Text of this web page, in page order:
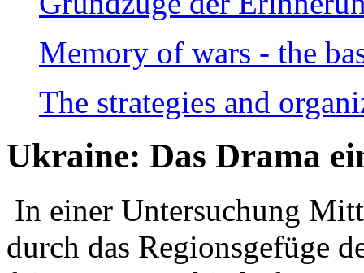
Memory of wars - the
The strategies and
Ukraine: Das Drama
In einer Untersuchung
durch das Regionsgefüge